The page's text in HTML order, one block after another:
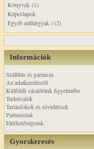
Könyvek (1)
Képeslapok
Egyéb műtárgyak (12)
Információk
Szállítás és garancia
Az adatkezelésről
Külföldi vásárlóink figyelmébe
Tudnivalók
Tartásfokok és rövidítések
Partnereink
Elérhetőségeink
Gyorskeresés